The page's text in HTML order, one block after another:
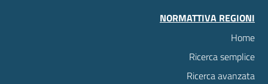
NORMATTIVA REGIONI
Home
Ricerca semplice
Ricerca avanzata